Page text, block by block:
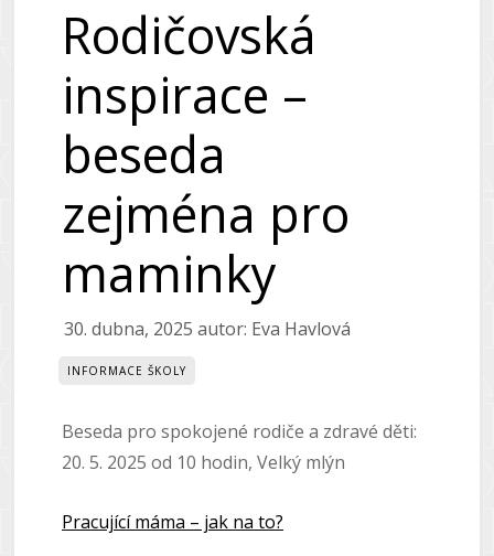
Rodičovská
inspirace –
beseda
zejména pro
maminky
30. dubna, 2025 autor: Eva Havlová
INFORMACE ŠKOLY
Beseda pro spokojené rodiče a zdravé děti:
20. 5. 2025 od 10 hodin, Velký mlýn
Pracující máma – jak na to?